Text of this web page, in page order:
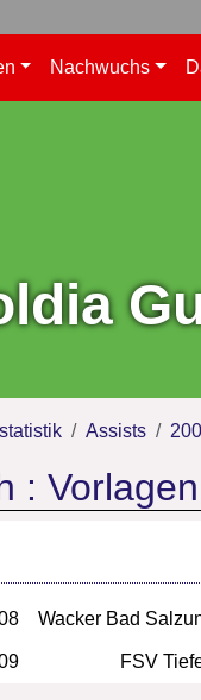
Nachwuchs
Assists
:
Wacker Bad
FSV